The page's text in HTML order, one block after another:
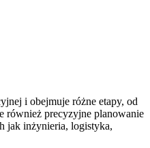
i obejmuje różne etapy, od
również precyzyjne planowanie
jak inżynieria, logistyka,